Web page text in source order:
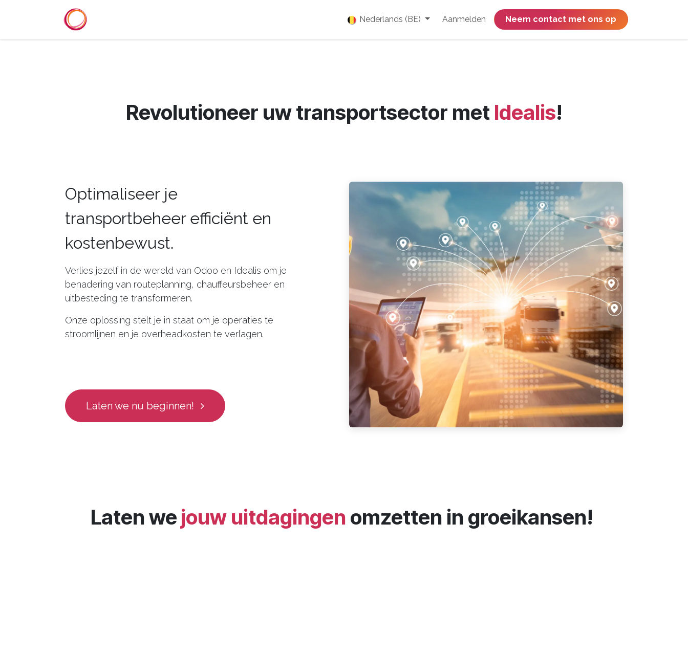
Blog Event
Nederlands (BE) Aanmelden ​​​​​​​​​​​​​​​​Neem contact met ons op
Revolutioneer uw transportsector met Idealis!
Optimaliseer je
transportbeheer efficiënt en
kostenbewust.
Verlies jezelf in de wereld van Odoo en Idealis om je
benadering van routeplanning, chauffeursbeheer en
uitbesteding te transformeren.
Onze oplossing stelt je in staat om je operaties te
stroomlijnen en je overheadkosten te verlagen.
Laten we nu beginnen!
Laten we jouw uitdagingen omzetten in groeikansen!